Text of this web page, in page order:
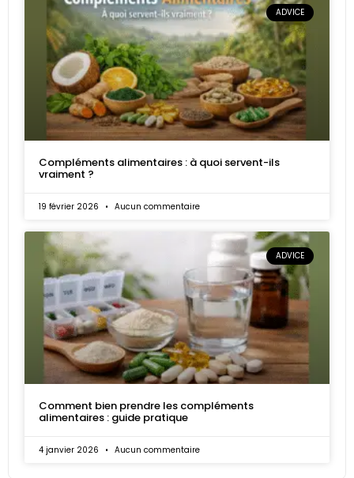
ADVICE
Compléments alimentaires : à quoi servent-ils
vraiment ?
19 février 2026 Aucun commentaire
ADVICE
Comment bien prendre les compléments
alimentaires : guide pratique
4 janvier 2026 Aucun commentaire